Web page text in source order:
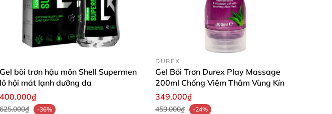
nước sạch mỗi khi quan hệ xong.
quý phái mang lại sự đẳng cấp trong giới thượng lưu.
dáng tinh tế, sang trọng mang đến một phong cách cực kỳ hiện đại
đêm tình đầy nóng bỏng, cuồng nhiệt cứ như mình đang ở trong
Gel bôi trơn hậu môn Shell Supermen
lô hội mát lạnh dưỡng da
400.000₫
-36%
DUREX
Gel Bôi Trơn Durex Play Massage
200ml Chống Viêm Thâm Vùng Kín
349.000₫
459.000₫
-24%